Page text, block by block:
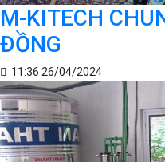
M-KITECH
ĐỒNG
11:36 26/04/2024